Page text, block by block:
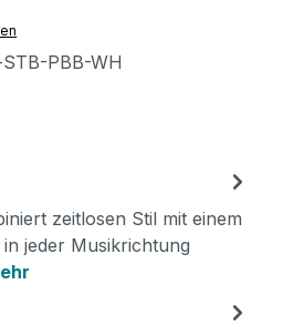
PBB-WH
zeitlosen Stil mit einem
jeder Musikrichtung